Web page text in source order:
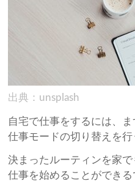
出典：unsplash
自宅で仕事をするには、
仕事モードの切り替えを行
決まったルーティンを家
仕事を始めることができる